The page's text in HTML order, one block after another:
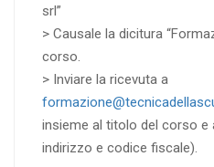
srl”
> Causale la dicitura
corso.
> Inviare la ricevuta a
insieme al titolo del corso e
indirizzo e codice fiscale).